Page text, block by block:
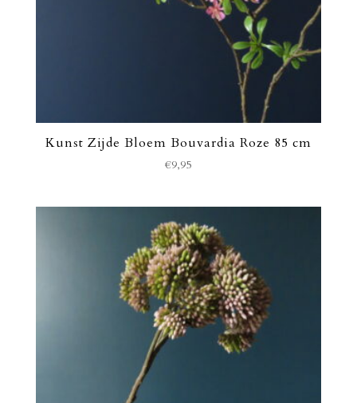
Kunst Zijde Bloem Bouvardia Roze 85 cm
€9,95